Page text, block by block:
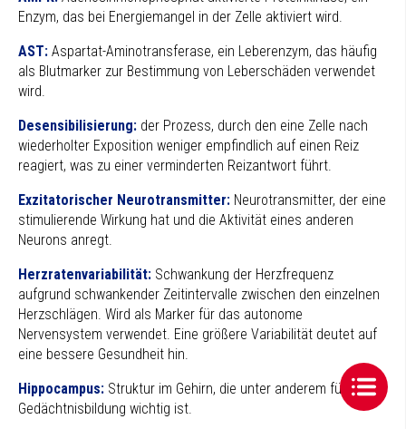
Enzym, das bei Energiemangel in der Zelle aktiviert wird.
AST: Aspartat-Aminotransferase, ein Leberenzym, das häufig
als Blutmarker zur Bestimmung von Leberschäden verwendet
wird.
Desensibilisierung: der Prozess, durch den eine Zelle nach
wiederholter Exposition weniger empfindlich auf einen Reiz
reagiert, was zu einer verminderten Reizantwort führt.
Exzitatorischer Neurotransmitter: Neurotransmitter, der eine
stimulierende Wirkung hat und die Aktivität eines anderen
Neurons anregt.
Herzratenvariabilität: Schwankung der Herzfrequenz
aufgrund schwankender Zeitintervalle zwischen den einzelnen
Herzschlägen. Wird als Marker für das autonome
Nervensystem verwendet. Eine größere Variabilität deutet auf
eine bessere Gesundheit hin.
Hippocampus: Struktur im Gehirn, die unter anderem für die
Gedächtnisbildung wichtig ist.